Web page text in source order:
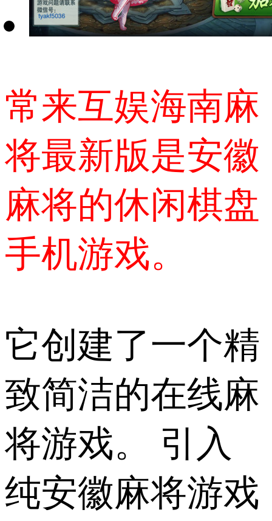
常来互娱海南麻
将最新版是安徽
麻将的休闲棋盘
手机游戏。
它创建了一个精
致简洁的在线麻
将游戏。 引入
纯安徽麻将游戏